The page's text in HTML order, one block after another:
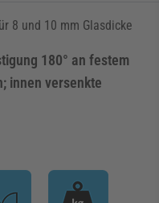
8 und 10 mm Glasdicke
180° an festem
innen versenkte